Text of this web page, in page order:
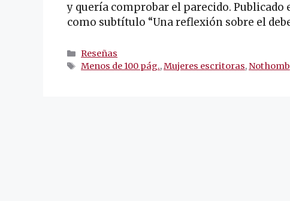
y quería comprobar el parecido. Publicado
como subtítulo “Una reflexión sobre el
Categorías
Reseñas
Etiquetas
Menos de 100 pág.,Mujeres escritoras,Nothomb